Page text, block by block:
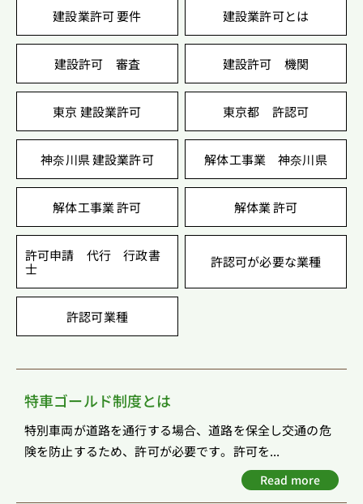
建設業許可 要件 建設業許可とは
建設許可 審査 建設許可 機関
東京 建設業許可 東京都 許認可
神奈川県 建設業許可 解体工事業 神奈川県
解体工事業 許可 解体業 許可
許可申請 代行 行政書
士
許認可が必要な業種
許認可業種
特車ゴールド制度とは
特別車両が道路を通行する場合、道路を保全し交通の危
険を防止するため、許可が必要です。許可を...
Read more